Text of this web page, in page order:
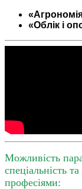
«Облік і
Можливість
спеціальність
професіями: